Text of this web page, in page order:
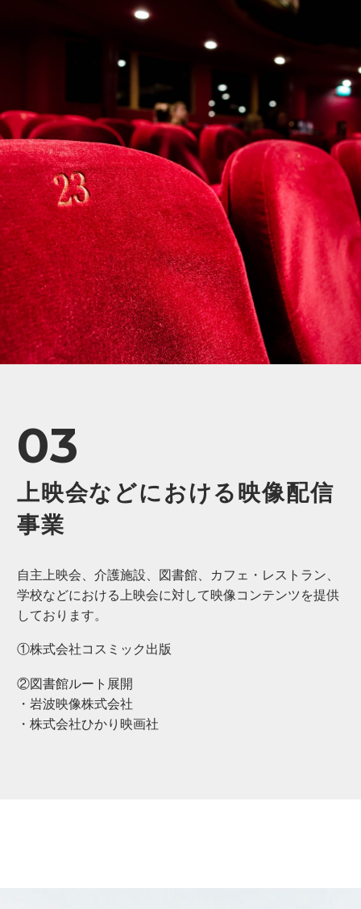
03
上映会などにおける映像配信
事業
自主上映会、介護施設、図書館、カフェ・レストラン、
学校などにおける上映会に対して映像コンテンツを提供
しております。
①株式会社コスミック出版
②図書館ルート展開
・岩波映像株式会社
・株式会社ひかり映画社